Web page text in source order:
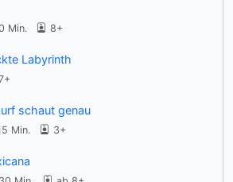
Min. 8+
Labyrinth
schaut genau
Min. 3+